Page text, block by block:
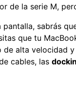
de la serie M,
sabrás
que tu
alta velocidad
cables, las